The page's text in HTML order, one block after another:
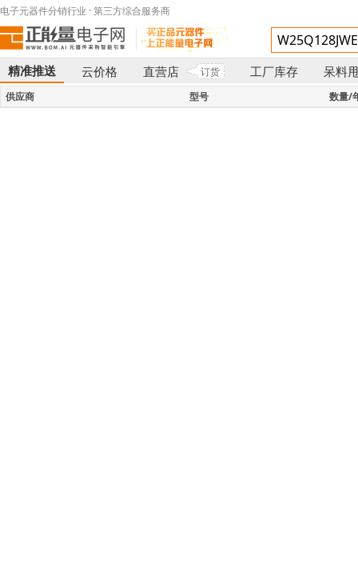
电子元器件分销行业 · 第三方综合服务商
精准推送 云价格 直营店 订货 工厂库存 呆料
供应商 型号 数量/
}